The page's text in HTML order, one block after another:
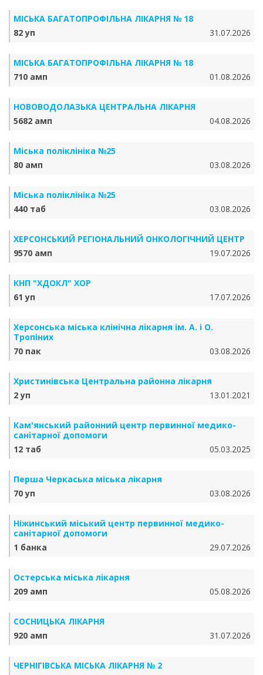
МІСЬКА БАГАТОПРОФІЛЬНА ЛІКАРНЯ № 18
82 уп
31.07.2026
МІСЬКА БАГАТОПРОФІЛЬНА ЛІКАРНЯ № 18
710 амп
01.08.2026
НОВОВОДОЛАЗЬКА ЦЕНТРАЛЬНА ЛІКАРНЯ
5682 амп
04.08.2026
Міська поліклініка №25
80 амп
03.08.2026
Міська поліклініка №25
440 таб
03.08.2026
ХЕРСОНСЬКИЙ РЕГІОНАЛЬНИЙ ОНКОЛОГІЧНИЙ ЦЕНТР
9570 амп
19.07.2026
КНП "ХДОКЛ" ХОР
61 уп
17.07.2026
Херсонська міська клінічна лікарня ім. А. і О.
Тропіних
70 пак
03.08.2026
Христинівська Центральна районна лікарня
2 уп
13.01.2021
Кам'янський районний центр первинної медико-
санітарної допомоги
12 таб
05.03.2025
Перша Черкаська міська лікарня
70 уп
03.08.2026
Ніжинський міський центр первинної медико-
санітарної допомоги
1 банка
29.07.2026
Остерська міська лікарня
209 амп
05.08.2026
СОСНИЦЬКА ЛІКАРНЯ
920 амп
31.07.2026
ЧЕРНІГІВСЬКА МІСЬКА ЛІКАРНЯ № 2